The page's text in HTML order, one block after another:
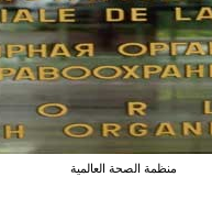
منظمة الصحة العالمية